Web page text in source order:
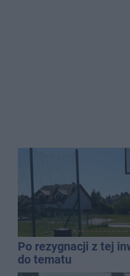
Po rezygnacji z tej
do tematu